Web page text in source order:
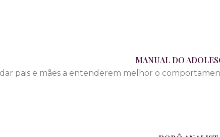
MANUAL DO
pais e mães a entenderem melhor o